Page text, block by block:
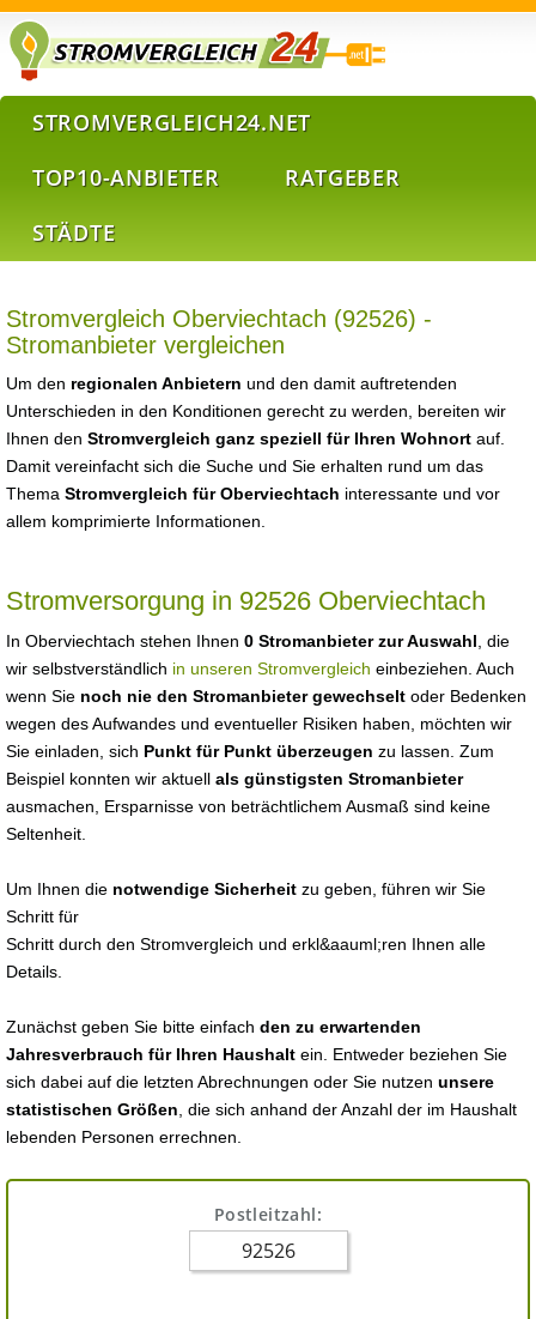
STROMVERGLEICH24.NET
TOP10-ANBIETER
RATGEBER
STÄDTE
Stromvergleich Oberviechtach (92526) -
Stromanbieter vergleichen
Um den regionalen Anbietern und den damit auftretenden
Unterschieden in den Konditionen gerecht zu werden, bereiten wir
Ihnen den Stromvergleich ganz speziell für Ihren Wohnort auf.
Damit vereinfacht sich die Suche und Sie erhalten rund um das
Thema Stromvergleich für Oberviechtach interessante und vor
allem komprimierte Informationen.
Stromversorgung in 92526 Oberviechtach
In Oberviechtach stehen Ihnen 0 Stromanbieter zur Auswahl , die
wir selbstverständlich in unseren Stromvergleich einbeziehen. Auch
wenn Sie noch nie den Stromanbieter gewechselt oder Bedenken
wegen des Aufwandes und eventueller Risiken haben, möchten wir
Sie einladen, sich Punkt für Punkt überzeugen zu lassen. Zum
Beispiel konnten wir aktuell als günstigsten Stromanbieter
ausmachen, Ersparnisse von beträchtlichem Ausmaß sind keine
Seltenheit.
Um Ihnen die notwendige Sicherheit zu geben, führen wir Sie
Schritt für
Schritt durch den Stromvergleich und erkl&aauml;ren Ihnen alle
Details.
Zunächst geben Sie bitte einfach den zu erwartenden
Jahresverbrauch für Ihren Haushalt ein. Entweder beziehen Sie
sich dabei auf die letzten Abrechnungen oder Sie nutzen unsere
statistischen Größen , die sich anhand der Anzahl der im Haushalt
lebenden Personen errechnen.
Postleitzahl: